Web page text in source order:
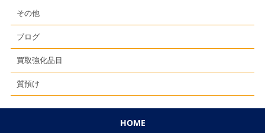
その他
ブログ
買取強化品目
質預け
HOME